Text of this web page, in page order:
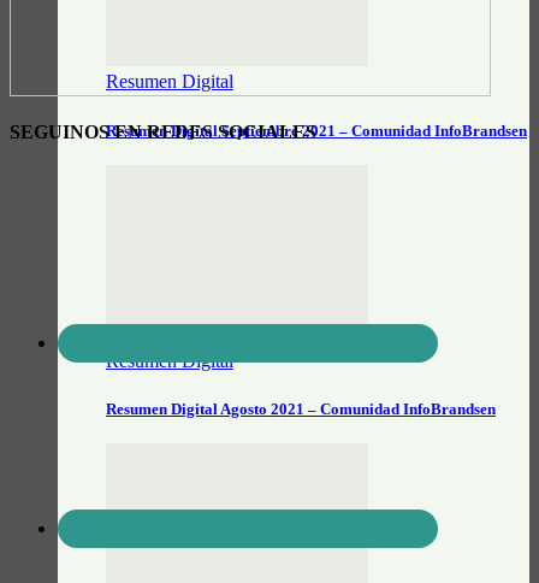
Resumen Digital
Resumen Digital Septiembre 2021 – Comunidad InfoBrandsen
Resumen Digital
Resumen Digital Agosto 2021 – Comunidad InfoBrandsen
SEGUINOS EN REDES SOCIALES